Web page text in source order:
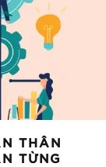
THÂN
TỪNG